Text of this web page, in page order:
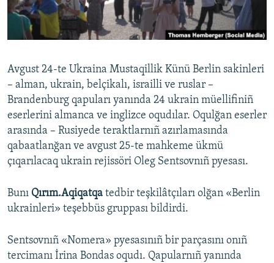
Русский
Українською
QOŞULIÑIZ!
RFE/RS bütün saytları
Avgust 24-te Ukraina Mustaqillik Künü Berlin sakinleri
– alman, ukrain, belçikalı, israilli ve ruslar –
Brandenburg qapuları yanında 24 ukrain müellifiniñ
eserlerini almanca ve inglizce oqudılar. Oqulğan eserler
arasında – Rusiyede teraktlarnıñ azırlamasında
qabaatlanğan ve avgust 25-te mahkeme ükmü
çıqarılacaq ukrain rejissöri Oleg Sentsovnıñ pyesası.
Bunı Qırım.Aqiqatqa tedbir teşkilâtçıları olğan «Berlin
ukrainleri» teşebbüs gruppası bildirdi.
Sentsovnıñ «Nomera» pyesasınıñ bir parçasını onıñ
tercimanı İrina Bondas oqudı. Qapularnıñ yanında